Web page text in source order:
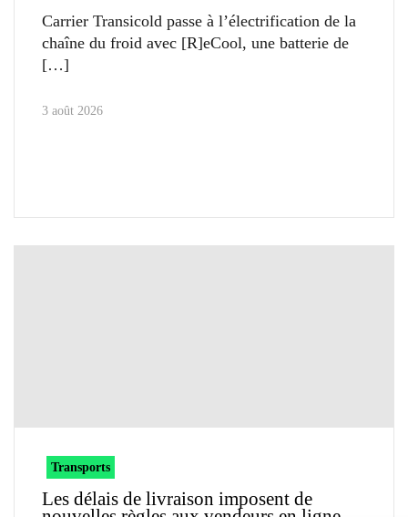
Carrier Transicold passe à l’électrification de la
chaîne du froid avec [R]eCool, une batterie de
3 août 2026
Transports
Les délais de livraison imposent de